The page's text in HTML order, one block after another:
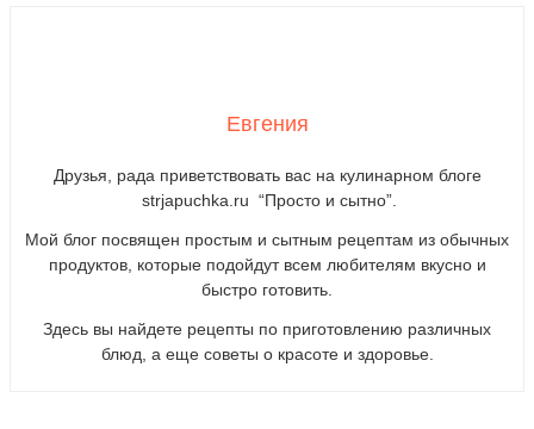
Евгения
Друзья, рада приветствовать вас на кулинарном блоге
strjapuchka.ru “Просто и сытно”.
Мой блог посвящен простым и сытным рецептам из обычных
продуктов, которые подойдут всем любителям вкусно и
быстро готовить.
Здесь вы найдете рецепты по приготовлению различных
блюд, а еще советы о красоте и здоровье.